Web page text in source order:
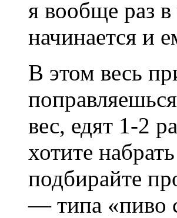
я вообще раз
начинается и
В этом весь
вес, едят 1-2
хотите
подбирайте
— типа «пиво